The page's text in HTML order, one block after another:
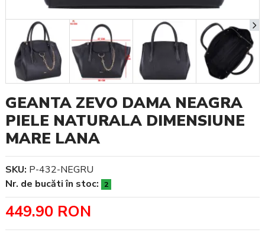
GEANTA ZEVO DAMA NEAGRA
PIELE NATURALA DIMENSIUNE
MARE LANA
SKU: P-432-NEGRU
Nr. de bucăti în stoc:
2
449.90 RON